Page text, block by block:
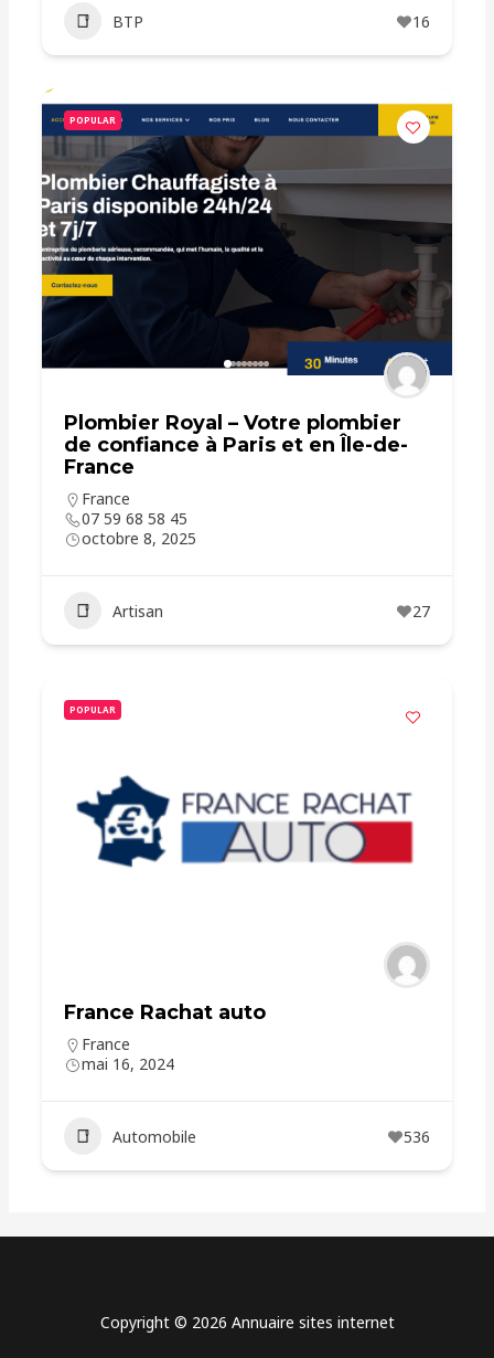
BTP 16
POPULAR
Plombier Royal – Votre plombier
de confiance à Paris et en Île-de-
France
France
07 59 68 58 45
octobre 8, 2025
Artisan 27
POPULAR
France Rachat auto
France
mai 16, 2024
Automobile 536
Copyright © 2026 Annuaire sites internet